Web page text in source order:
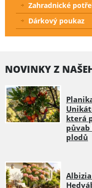
Zahradnické
Dárkový poukaz
NOVINKY Z
která
plodů